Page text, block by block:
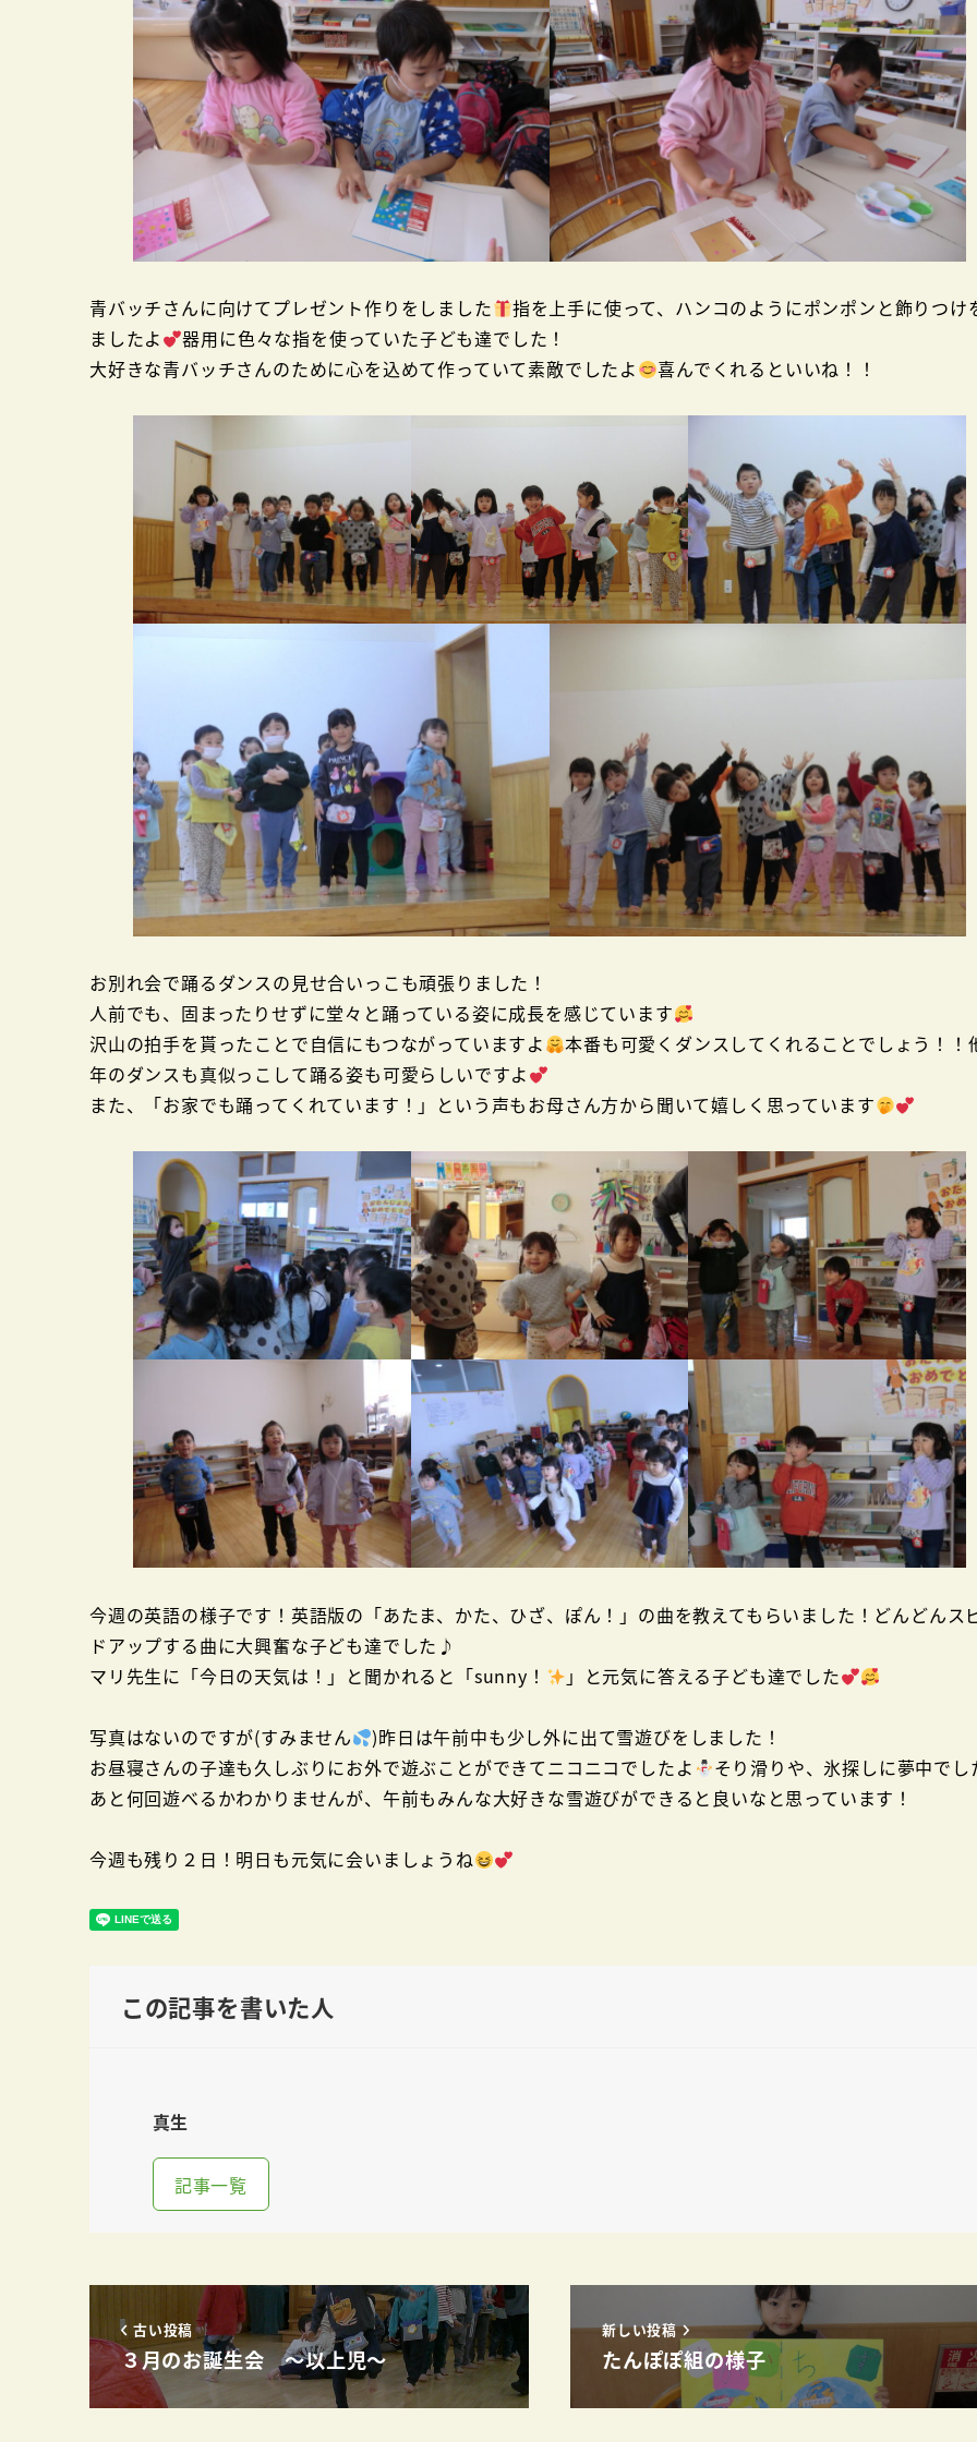
青バッチさんに向けてプレゼント作りをしました
指を上手に使って、ハンコのようにポンポンと飾りつけ
ましたよ
器用に色々な指を使っていた子ども達でした！
大好きな青バッチさんのために心を込めて作っていて素敵でしたよ
喜んでくれるといいね！！
お別れ会で踊るダンスの見せ合いっこも頑張りました！
人前でも、固まったりせずに堂々と踊っている姿に成長を感じています
沢山の拍手を貰ったことで自信にもつながっていますよ
本番も可愛くダンスしてくれることでしょう！！
年のダンスも真似っこして踊る姿も可愛らしいですよ
また、「お家でも踊ってくれています！」という声もお母さん方から聞いて嬉しく思っています
今週の英語の様子です！英語版の「あたま、かた、ひざ、ぽん！」の曲を教えてもらいました！どんどんス
ドアップする曲に大興奮な子ども達でした♪
マリ先生に「今日の天気は！」と聞かれると「sunny！
」と元気に答える子ども達でした
写真はないのですが(すみません
)昨日は午前中も少し外に出て雪遊びをしました！
お昼寝さんの子達も久しぶりにお外で遊ぶことができてニコニコでしたよ
そり滑りや、氷探しに夢中でし
あと何回遊べるかわかりませんが、午前もみんな大好きな雪遊びができると良いなと思っています！
今週も残り２日！明日も元気に会いましょうね
この記事を書いた人
真生
記事一覧
古い投稿
３月のお誕生会 ～以上児～
新しい投稿
たんぽぽ組の様子